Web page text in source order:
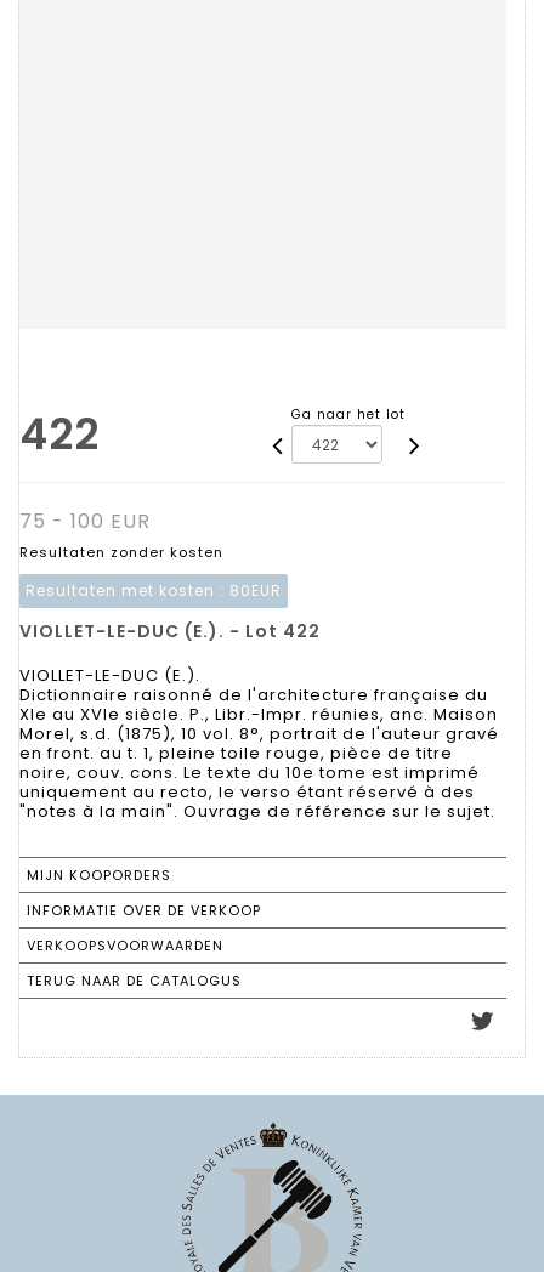
422 Ga naar het lot
75 - 100 EUR
Resultaten zonder kosten
Resultaten met kosten : 80EUR
VIOLLET-LE-DUC (E.). - Lot 422
VIOLLET-LE-DUC (E.).
Dictionnaire raisonné de l'architecture française du
XIe au XVIe siècle. P., Libr.-Impr. réunies, anc. Maison
Morel, s.d. (1875), 10 vol. 8°, portrait de l'auteur gravé
en front. au t. 1, pleine toile rouge, pièce de titre
noire, couv. cons. Le texte du 10e tome est imprimé
uniquement au recto, le verso étant réservé à des
"notes à la main". Ouvrage de référence sur le sujet.
MIJN KOOPORDERS
INFORMATIE OVER DE VERKOOP
VERKOOPSVOORWAARDEN
TERUG NAAR DE CATALOGUS